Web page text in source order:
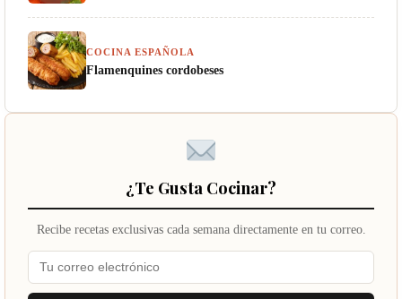
COCINA ESPAÑOLA
Flamenquines cordobeses
¿Te Gusta Cocinar?
Recibe recetas exclusivas cada semana directamente en tu correo.